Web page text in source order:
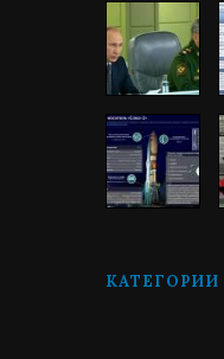
КАТЕГОРИИ